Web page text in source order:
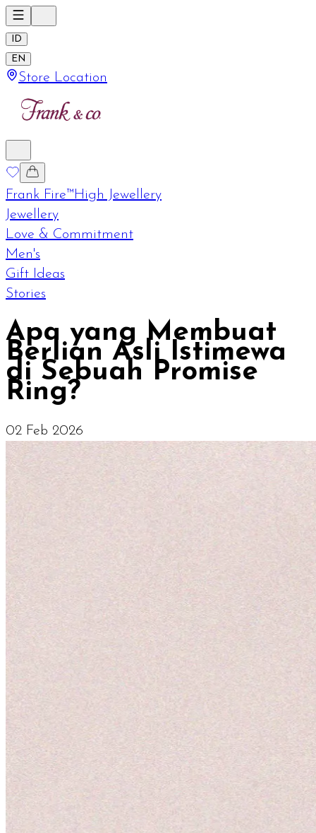
ID
EN
Store Location
Frank Fire™High Jewellery
Jewellery
Love & Commitment
Men's
Gift Ideas
Stories
Apa yang Membuat
Berlian Asli Istimewa
di Sebuah Promise
Ring?
02 Feb 2026